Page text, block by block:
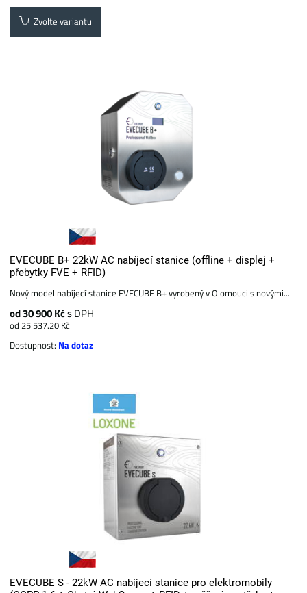
Zvolte variantu
EVECUBE B+ 22kW AC nabíjecí stanice (offline + displej +
přebytky FVE + RFID)
Nový model nabíjecí stanice EVECUBE B+ vyrobený v Olomouci s novými...
od 30 900 Kčs DPH
od 25 537.20 Kč
Dostupnost: Na dotaz
EVECUBE S - 22kW AC nabíjecí stanice pro elektromobily